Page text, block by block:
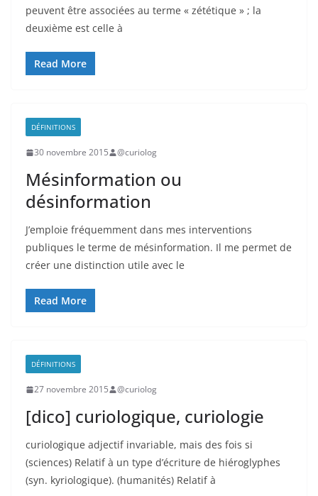
peuvent être associées au terme « zététique » ; la
deuxième est celle à
Read More
DÉFINITIONS
30 novembre 2015 @curiolog
Mésinformation ou
désinformation
J’emploie fréquemment dans mes interventions
publiques le terme de mésinformation. Il me permet de
créer une distinction utile avec le
Read More
DÉFINITIONS
27 novembre 2015 @curiolog
[dico] curiologique, curiologie
curiologique adjectif invariable, mais des fois si
(sciences) Relatif à un type d’écriture de hiéroglyphes
(syn. kyriologique). (humanités) Relatif à